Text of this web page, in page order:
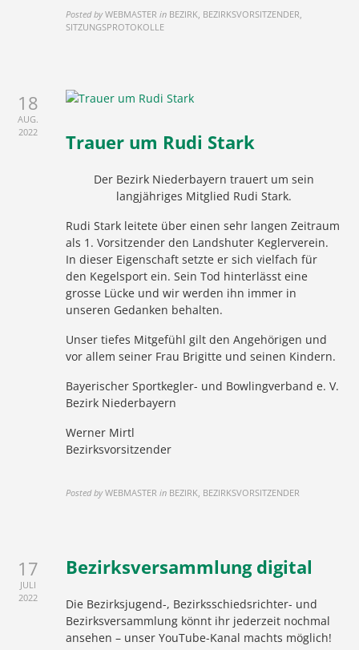
Posted by WEBMASTER in BEZIRK, BEZIRKSVORSITZENDER,
SITZUNGSPROTOKOLLE
18
AUG.
2022
Trauer um Rudi Stark
Der Bezirk Niederbayern trauert um sein
langjähriges Mitglied Rudi Stark.
Rudi Stark leitete über einen sehr langen Zeitraum
als 1. Vorsitzender den Landshuter Keglerverein.
In dieser Eigenschaft setzte er sich vielfach für
den Kegelsport ein. Sein Tod hinterlässt eine
grosse Lücke und wir werden ihn immer in
unseren Gedanken behalten.
Unser tiefes Mitgefühl gilt den Angehörigen und
vor allem seiner Frau Brigitte und seinen Kindern.
Bayerischer Sportkegler- und Bowlingverband e. V.
Bezirk Niederbayern
Werner Mirtl
Bezirksvorsitzender
Posted by WEBMASTER in BEZIRK, BEZIRKSVORSITZENDER
17
JULI
2022
Bezirksversammlung digital
Die Bezirksjugend-, Bezirksschiedsrichter- und
Bezirksversammlung könnt ihr jederzeit nochmal
ansehen – unser YouTube-Kanal machts möglich!